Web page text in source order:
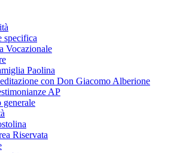
specifica
Vocazionale
Paolina
con Don Giacomo Alberione
AP
generale
Riservata